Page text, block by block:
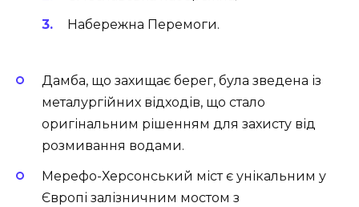
Набережна Перемоги.
Дамба, що захищає берег, була зведена із
металургійних відходів, що стало
оригінальним рішенням для захисту від
розмивання водами.
Мерефо-Херсонський міст є унікальним у
Європі залізничним мостом з